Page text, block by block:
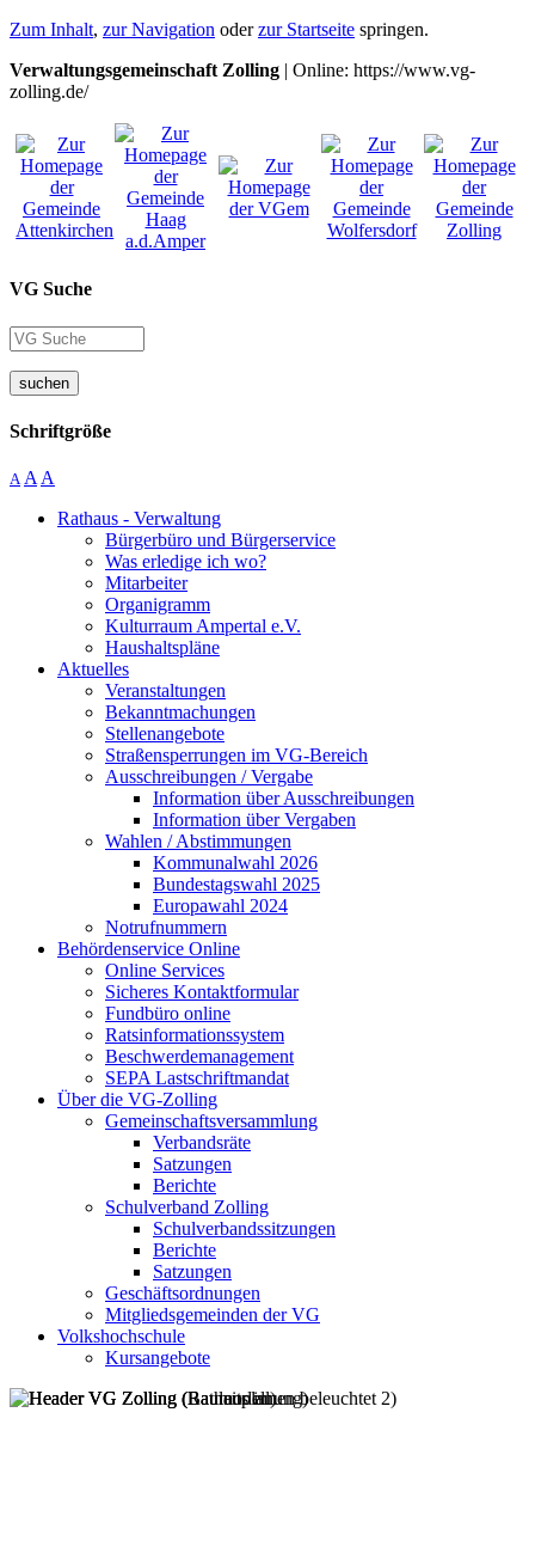
Zum Inhalt, zur Navigation oderzur Startseite springen.
Verwaltungsgemeinschaft Zolling | Online: https://www.vg-
zolling.de/
VG Suche
suchen
Schriftgröße
A A A
Rathaus - Verwaltung
Bürgerbüro und Bürgerservice
Was erledige ich wo?
Mitarbeiter
Organigramm
Kulturraum Ampertal e.V.
Haushaltspläne
Aktuelles
Veranstaltungen
Bekanntmachungen
Stellenangebote
Straßensperrungen im VG-Bereich
Ausschreibungen / Vergabe
Information über Ausschreibungen
Information über Vergaben
Wahlen / Abstimmungen
Kommunalwahl 2026
Bundestagswahl 2025
Europawahl 2024
Notrufnummern
Behördenservice Online
Online Services
Sicheres Kontaktformular
Fundbüro online
Ratsinformationssystem
Beschwerdemanagement
SEPA Lastschriftmandat
Über die VG-Zolling
Gemeinschaftsversammlung
Verbandsräte
Satzungen
Berichte
Schulverband Zolling
Schulverbandssitzungen
Berichte
Satzungen
Geschäftsordnungen
Mitgliedsgemeinden der VG
Volkshochschule
Kursangebote